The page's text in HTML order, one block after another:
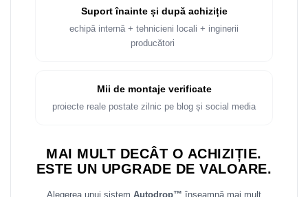
Rame adaptoare Honda
Rame adaptoare Peugeot
Rame adaptoare Daihatsu
Suport înainte și după achiziție
echipă internă + tehnicieni locali + inginerii
producători
Mii de montaje verificate
proiecte reale postate zilnic pe blog și social media
MAI MULT DECÂT O ACHIZIȚIE.
ESTE UN UPGRADE DE VALOARE.
Alegerea unui sistem Autodrop™ înseamnă mai mult